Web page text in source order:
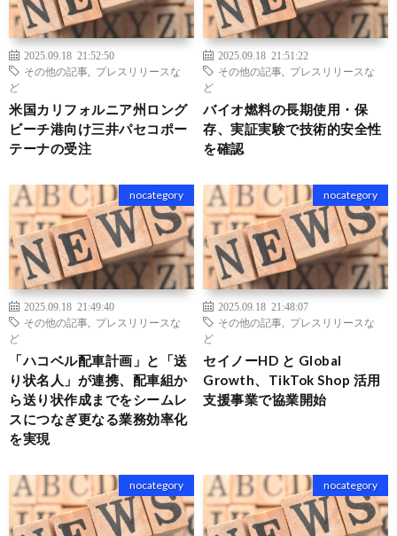
2025.09.18 21:52:50
その他の記事
プレスリリースな
ど
米国カリフォルニア州ロング
ビーチ港向け三井パセコポー
テーナの受注
2025.09.18 21:51:22
その他の記事
プレスリリースな
ど
バイオ燃料の長期使用・保
存、実証実験で技術的安全性
を確認
nocategory
2025.09.18 21:49:40
その他の記事
プレスリリースな
ど
「ハコベル配車計画」と「送
り状名人」が連携、配車組か
ら送り状作成までをシームレ
スにつなぎ更なる業務効率化
を実現
nocategory
2025.09.18 21:48:07
その他の記事
プレスリリースな
ど
セイノーHD と Global
Growth、TikTok Shop 活用
支援事業で協業開始
nocategory nocategory